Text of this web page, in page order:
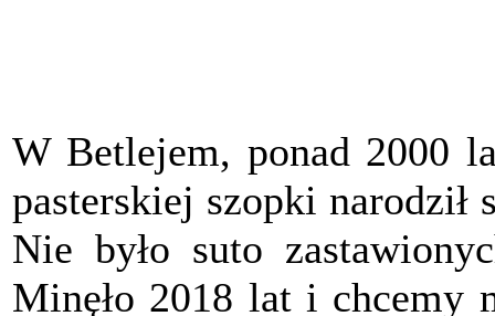
W Betlejem, ponad 2000
pasterskiej szopki narodził
Nie było suto
Minęło 2018 lat i chcemy